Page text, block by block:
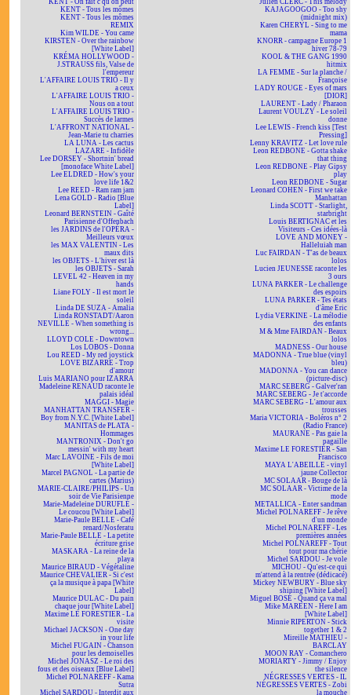
KENT - On fait c'qu'on peut
KENT - Tous les mômes
KENT - Tous les mômes
REMIX
Kim WILDE - You came
KIRSTEN - Over the rainbow
[White Label]
KRÉMA HOLLYWOOD -
J.STRAUSS fils, Valse de
l'empereur
L'AFFAIRE LOUIS TRIO - Il y
a ceux
L'AFFAIRE LOUIS TRIO -
Nous on a tout
L'AFFAIRE LOUIS TRIO -
Succès de larmes
L'AFFRONT NATIONAL -
Jean-Marie tu charries
LA LUNA - Les cactus
LAZARE - Infidèle
Lee DORSEY - Shortnin' bread
[monoface White Label]
Lee ELDRED - How's your
love life 1&2
Lee REED - Ram ram jam
Lena GOLD - Radio [Blue
Label]
Leonard BERNSTEIN - Gaîté
Parisienne d'Offenbach
les JARDINS de l'OPÉRA -
Meilleurs vœux
les MAX VALENTIN - Les
maux dits
les OBJETS - L'hiver est là
les OBJETS - Sarah
LEVEL 42 - Heaven in my
hands
Liane FOLY - Il est mort le
soleil
Linda DE SUZA - Amalia
Linda RONSTADT/Aaron
NEVILLE - When something is
wrong...
LLOYD COLE - Downtown
Los LOBOS - Donna
Lou REED - My red joystick
LOVE BIZARRE - Trop
d'amour
Luis MARIANO pour IZARRA
Madeleine RENAUD raconte le
palais idéal
MAGGI - Magie
MANHATTAN TRANSFER -
Boy from N.Y.C. [White Label]
MANITAS de PLATA -
Hommages
MANTRONIX - Don't go
messin' with my heart
Marc LAVOINE - Fils de moi
[White Label]
Marcel PAGNOL - La partie de
cartes (Marius)
MARIE-CLAIRE/PHILIPS - Un
soir de Vie Parisienne
Marie-Madeleine DURUFLÉ -
Le coucou [White Label]
Marie-Paule BELLE - Café
renard/Nosferatu
Marie-Paule BELLE - La petite
écriture grise
MASKARA - La reine de la
playa
Maurice BIRAUD - Végétaline
Maurice CHEVALIER - Si c'est
ça la musique à papa [White
Label]
Maurice DULAC - Du pain
chaque jour [White Label]
Maxime LE FORESTIER - La
visite
Michael JACKSON - One day
in your life
Michel FUGAIN - Chanson
pour les demoiselles
Michel JONASZ - Le roi des
fous et des oiseaux [Blue Label]
Michel POLNAREFF - Kama
Sutra
Michel SARDOU - Interdit aux
Julien CLERC - This melody
KAJAGOOGOO - Too shy
(midnight mix)
Karen CHERYL - Sing to me
mama
KNORR - campagne Europe 1
hiver 78-79
KOOL & THE GANG 1990
hitmix
LA FEMME - Sur la planche /
Françoise
LADY ROUGE - Eyes of mars
[DIOR]
LAURENT - Lady / Pharaon
Laurent VOULZY - Le soleil
donne
Lee LEWIS - French kiss [Test
Pressing]
Lenny KRAVITZ - Let love rule
Leon REDBONE - Gotta shake
that thing
Leon REDBONE - Play Gipsy
play
Leon REDBONE - Sugar
Leonard COHEN - First we take
Manhattan
Linda SCOTT - Starlight,
starbright
Louis BERTIGNAC et les
Visiteurs - Ces idées-là
LOVE AND MONEY -
Halleluiah man
Luc FAIRDAN - T'as de beaux
lolos
Lucien JEUNESSE raconte les
3 ours
LUNA PARKER - Le challenge
des espoirs
LUNA PARKER - Tes états
d'âme Eric
Lydia VERKINE - La mélodie
des enfants
M & Mme FAIRDAN - Beaux
lolos
MADNESS - Our house
MADONNA - True blue (vinyl
bleu)
MADONNA - You can dance
(picture-disc)
MARC SEBERG - Galver'ran
MARC SEBERG - Je t'accorde
MARC SEBERG - L'amour aux
trousses
Maria VICTORIA - Boléros n° 2
(Radio France)
MAURANE - Pas gaie la
pagaille
Maxime LE FORESTIER - San
Francisco
MAYA L'ABEILLE - vinyl
jaune Collector
MC SOLAAR - Bouge de là
MC SOLAAR - Victime de la
mode
METALLICA - Enter sandman
Michel POLNAREFF - Je rêve
d'un monde
Michel POLNAREFF - Les
premières années
Michel POLNAREFF - Tout
tout pour ma chérie
Michel SARDOU - Je vole
MICHOU - Qu'est-ce qui
m'attend à la rentrée (dédicacé)
Mickey NEWBURY - Blue sky
shining [White Label]
Miguel BOSÉ - Quand ça va mal
Mike MAREEN - Here I am
[White Label]
Minnie RIPERTON - Stick
together 1 & 2
Mireille MATHIEU -
BARCLAY
MOON RAY - Comanchero
MORIARTY - Jimmy / Enjoy
the silence
NÉGRESSES VERTES - IL
NÉGRESSES VERTES - Zobi
la mouche